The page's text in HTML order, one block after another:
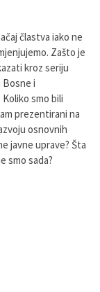
člastva iako ne
Zašto je
kroz seriju
i
smo bili
prezentirani na
osnovnih
javne uprave? Šta
smo sada?